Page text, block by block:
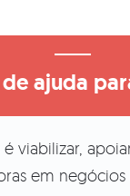
de ajuda
é viabilizar,
em negócios